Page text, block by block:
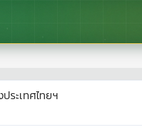
ะเทศไทยฯ